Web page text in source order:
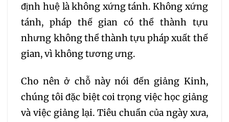
định huệ là không xứng tánh. Không xứng
tánh, pháp thế gian có thể thành tựu
nhưng không thể thành tựu pháp xuất thế
gian, vì không tương ưng.
Cho nên ở chỗ này nói đến giảng Kinh,
chúng tôi đặc biệt coi trọng việc học giảng
và việc giảng lại. Tiêu chuẩn của ngày xưa,